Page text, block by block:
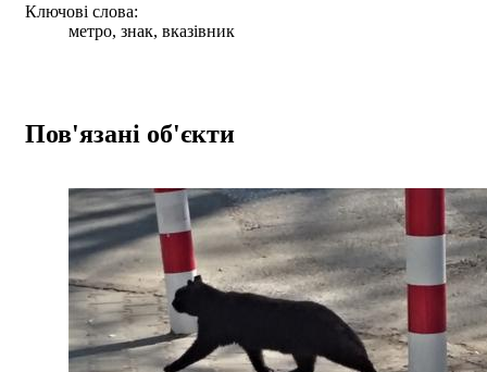
Ключові слова:
метро, знак, вказівник
Пов'язані об'єкти